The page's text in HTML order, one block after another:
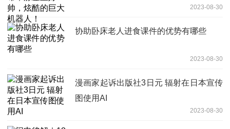
2023-08-30
协助卧床老人进食课件的优势有哪些
2023-08-30
漫画家起诉出版社3日元 辐射在日本宣传
图使用AI
2023-08-30